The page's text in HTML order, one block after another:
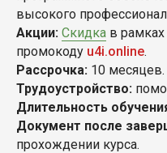
высокого
Акции: Скидка в
промокоду u4i.online.
Рассрочка: 10 месяцев.
Трудоустройство:
Длительность
Документ после
прохождении курса.